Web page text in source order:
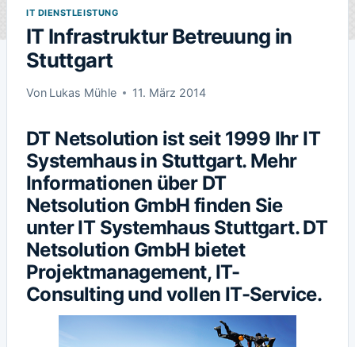
IT DIENSTLEISTUNG
IT Infrastruktur Betreuung in
Stuttgart
Von Lukas Mühle 11. März 2014
DT Netsolution ist seit 1999 Ihr IT
Systemhaus in Stuttgart. Mehr
Informationen über DT
Netsolution GmbH finden Sie
unterIT Systemhaus Stuttgart. DT
Netsolution GmbH bietet
Projektmanagement, IT-
Consulting und vollen IT-Service.